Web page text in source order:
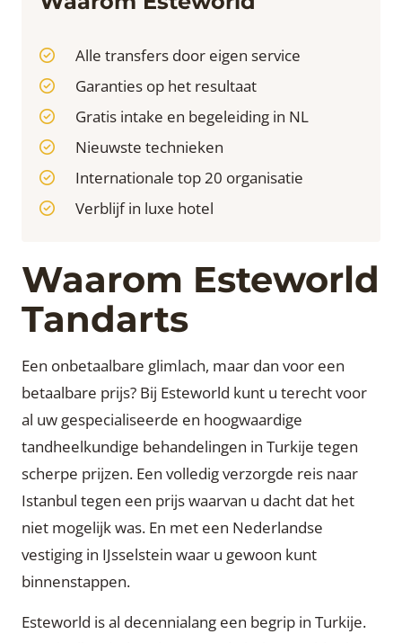
Alle transfers door eigen service
Garanties op het resultaat
Gratis intake en begeleiding in NL
Nieuwste technieken
Internationale top 20 organisatie
Verblijf in luxe hotel
Waarom Esteworld
Tandarts
Een onbetaalbare glimlach, maar dan voor een
betaalbare prijs? Bij Esteworld kunt u terecht voor
al uw gespecialiseerde en hoogwaardige
tandheelkundige behandelingen in Turkije tegen
scherpe prijzen. Een volledig verzorgde reis naar
Istanbul tegen een prijs waarvan u dacht dat het
niet mogelijk was. En met een Nederlandse
vestiging in IJsselstein waar u gewoon kunt
binnenstappen.
Esteworld is al decennialang een begrip in Turkije.